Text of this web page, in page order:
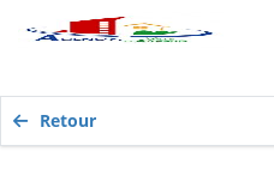
Retour